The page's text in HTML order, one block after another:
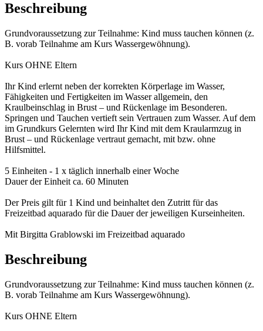
Beschreibung
Grundvoraussetzung zur Teilnahme: Kind muss tauchen können (z.
B. vorab Teilnahme am Kurs Wassergewöhnung).
Kurs OHNE Eltern
Ihr Kind erlernt neben der korrekten Körperlage im Wasser,
Fähigkeiten und Fertigkeiten im Wasser allgemein, den
Kraulbeinschlag in Brust – und Rückenlage im Besonderen.
Springen und Tauchen vertieft sein Vertrauen zum Wasser. Auf dem
im Grundkurs Gelernten wird Ihr Kind mit dem Kraularmzug in
Brust – und Rückenlage vertraut gemacht, mit bzw. ohne
Hilfsmittel.
5 Einheiten - 1 x täglich innerhalb einer Woche
Dauer der Einheit ca. 60 Minuten
Der Preis gilt für 1 Kind und beinhaltet den Zutritt für das
Freizeitbad aquarado für die Dauer der jeweiligen Kurseinheiten.
Mit Birgitta Grablowski im Freizeitbad aquarado
Beschreibung
Grundvoraussetzung zur Teilnahme: Kind muss tauchen können (z.
B. vorab Teilnahme am Kurs Wassergewöhnung).
Kurs OHNE Eltern